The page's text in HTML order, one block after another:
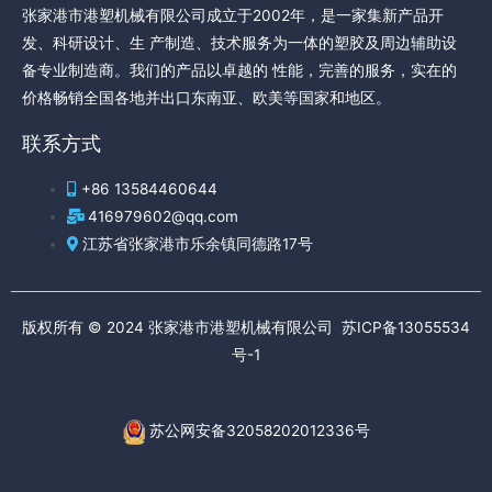
张家港市港塑机械有限公司成立于2002年，是一家集新产品开
发、科研设计、生 产制造、技术服务为一体的塑胶及周边辅助设
备专业制造商。我们的产品以卓越的 性能，完善的服务，实在的
价格畅销全国各地并出口东南亚、欧美等国家和地区。
联系方式
+86 13584460644
416979602@qq.com
江苏省张家港市乐余镇同德路17号
版权所有 © 2024 张家港市港塑机械有限公司 苏ICP备13055534
号-1
苏公网安备32058202012336号